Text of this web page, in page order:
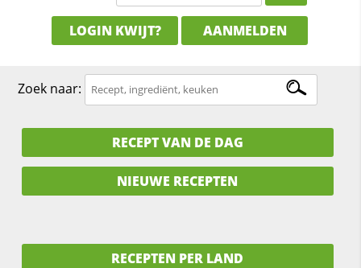
LOGIN KWIJT? AANMELDEN
Zoek naar:
RECEPT VAN DE DAG
NIEUWE RECEPTEN
RECEPTEN PER LAND